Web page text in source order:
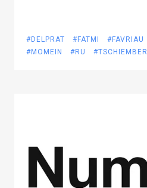
#DELPRAT #FATMI #FAVRIAU
#MOMEIN
#RU #TSCHIEMBER